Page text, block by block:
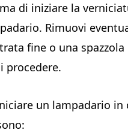
di iniziare la
Rimuovi
fine o una
procedere.
un lampadario